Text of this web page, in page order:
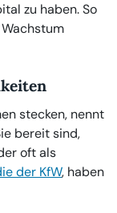
zu haben. So
stecken, nennt
bereit sind,
oft als
der KfW, haben